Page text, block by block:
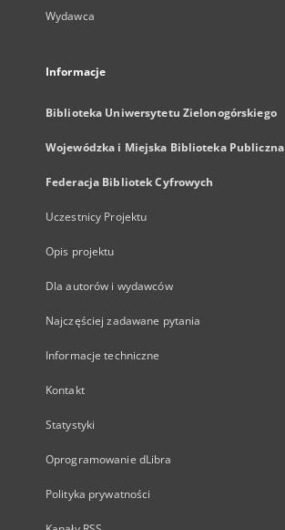
Wydawca
Informacje
Biblioteka Uniwersytetu Zielonogórskiego
Wojewódzka i Miejska Biblioteka Publiczna
Federacja Bibliotek Cyfrowych
Uczestnicy Projektu
Opis projektu
Dla autorów i wydawców
Najczęściej zadawane pytania
Informacje techniczne
Kontakt
Statystyki
Oprogramowanie dLibra
Polityka prywatności